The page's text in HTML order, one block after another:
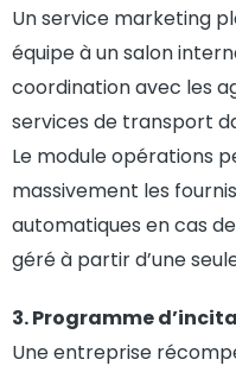
Un service marketing
équipe à un salon
coordination avec les
services de transport
Le module opérations
massivement les
automatiques en cas
géré à partir d’une
3. Programme
Une entreprise